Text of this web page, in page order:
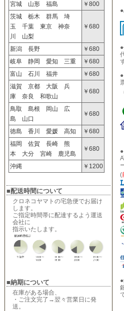
宮城 山形 福島
￥800
茨城 栃木 群馬 埼
玉 千葉 東京 神奈
川 山梨
￥680
新潟 長野
￥680
岐阜 静岡 愛知 三重
￥680
富山 石川 福井
￥680
滋賀 京都 大阪 兵
庫 奈良 和歌山
￥680
鳥取 島根 岡山 広
島 山口
￥680
徳島 香川 愛媛 高知
￥680
福岡 佐賀 長崎 熊
本 大分 宮崎 鹿児島
￥680
沖縄 ￥1200
■配送時間について
クロネコヤマトの宅急便でお届け
します。
ご指定時間帯に配達するよう運送
会社に
指示いたします。
■納期について
在庫がある場合、
・ご注文完了→翌々営業日に発
送。
(